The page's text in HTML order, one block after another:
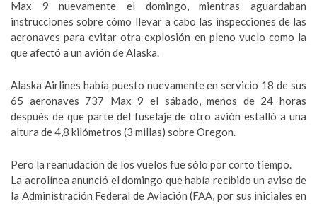
Max 9 nuevamente el domingo, mientras aguardaban
instrucciones sobre cómo llevar a cabo las inspecciones de las
aeronaves para evitar otra explosión en pleno vuelo como la
que afectó a un avión de Alaska.
Alaska Airlines había puesto nuevamente en servicio 18 de sus
65 aeronaves 737 Max 9 el sábado, menos de 24 horas
después de que parte del fuselaje de otro avión estalló a una
altura de 4,8 kilómetros (3 millas) sobre Oregon.
Pero la reanudación de los vuelos fue sólo por corto tiempo.
La aerolínea anunció el domingo que había recibido un aviso de
la Administración Federal de Aviación (FAA, por sus iniciales en